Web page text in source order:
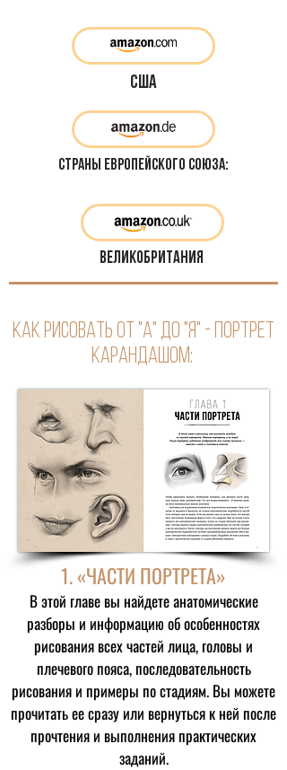
США
Страны Европейского Союза:
Великобритания
Как Рисовать от "А" до "Я" - Портрет
Карандашом:
1. «ЧАСТИ ПОРТРЕТА»
В этой главе вы найдете анатомические
разборы и информацию об особенностях
рисования всех частей лица, головы и
плечевого пояса, последовательность
рисования и примеры по стадиям. Вы можете
прочитать ее сразу или вернуться к ней после
прочтения и выполнения практических
заданий.